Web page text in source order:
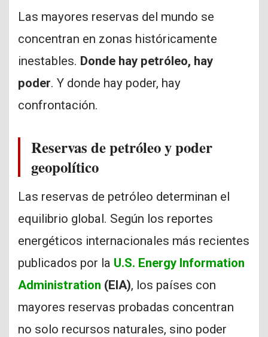
Las mayores reservas del mundo se
concentran en zonas históricamente
inestables. Donde hay petróleo, hay
poder. Y donde hay poder, hay
confrontación.
Reservas de petróleo y poder
geopolítico
Las reservas de petróleo determinan el
equilibrio global. Según los reportes
energéticos internacionales más recientes
publicados por la U.S. Energy Information
Administration (EIA), los países con
mayores reservas probadas concentran
no solo recursos naturales, sino poder